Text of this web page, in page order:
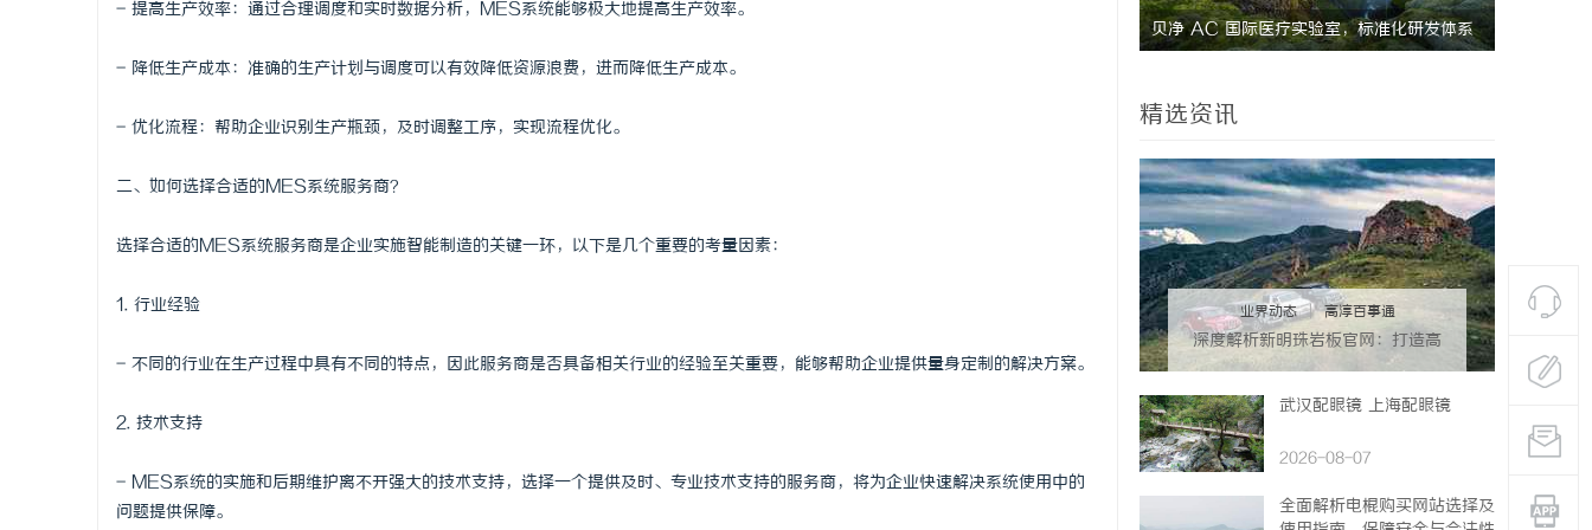
- 提高生产效率：通过合理调度和实时数据分析，MES系统能够极大地提高生产效率。
- 降低生产成本：准确的生产计划与调度可以有效降低资源浪费，进而降低生产成本。
- 优化流程：帮助企业识别生产瓶颈，及时调整工序，实现流程优化。
二、如何选择合适的MES系统服务商？
选择合适的MES系统服务商是企业实施智能制造的关键一环，以下是几个重要的考量因素：
1. 行业经验
- 不同的行业在生产过程中具有不同的特点，因此服务商是否具备相关行业的经验至关重要，能够帮助企业提供量身定制的解决方案。
2. 技术支持
- MES系统的实施和后期维护离不开强大的技术支持，选择一个提供及时、专业技术支持的服务商，将为企业快速解决系统使用中的
问题提供保障。
贝净 AC 国际医疗实验室，标准化研发体系
精选资讯
业界动态 | 高淳百事通
深度解析新明珠岩板官网：打造高
品质岩板行业标杆平台
武汉配眼镜 上海配眼镜
2026-08-07
全面解析电棍购买网站选择及